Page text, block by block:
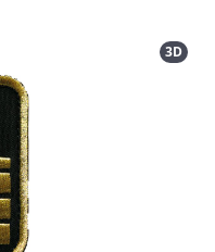
3D